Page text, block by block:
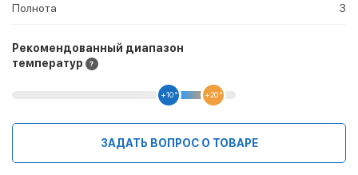
Полнота 3
Рекомендованный диапазон
температур
+10 ° +20 °
ЗАДАТЬ ВОПРОС О ТОВАРЕ